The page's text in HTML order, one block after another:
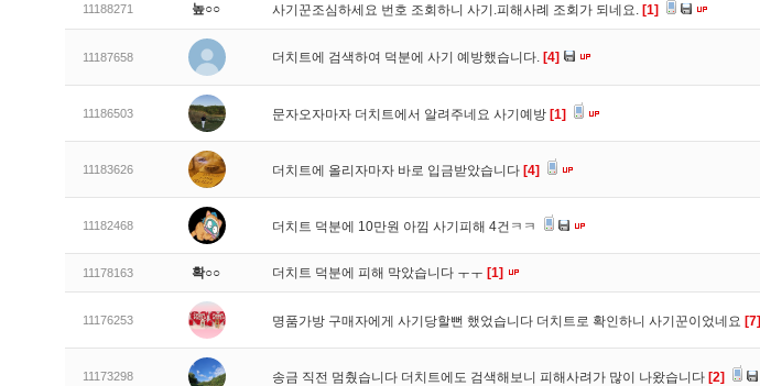
11188271 높○○ 사기꾼조심하세요 번호 조회하니 사기.피해사례 조회가 되네요. [1]
11187658 더치트에 검색하여 덕분에 사기 예방했습니다. [4]
11186503 문자오자마자 더치트에서 알려주네요 사기예방 [1]
11183626 더치트에 올리자마자 바로 입금받았습니다 [4]
11182468 더치트 덕분에 10만원 아낌 사기피해 4건ㅋㅋ
11178163 확○○ 더치트 덕분에 피해 막았습니다 ㅜㅜ [1]
11176253 명품가방 구매자에게 사기당할뻔 했었습니다 더치트로 확인하니 사기꾼이었네요 [7]
11173298 송금 직전 멈췄습니다 더치트에도 검색해보니 피해사려가 많이 나왔습니다 [2]